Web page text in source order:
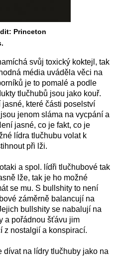
Princeton
svůj toxický koktejl, tak
média uváděla věci na
je to pomalé a podle
tlučhubů jsou jako kouř.
které části poselství
jenom sláma na vycpání a
jasné, co je fakt, co je
lídra tlučhubu volat k
při lži.
a spol. lídři tlučhubové tak
lže, tak je ho možné
se mu. S bullshity to není
záměrně balancují na
bullshity se nabalují na
a pořádnou šťávu jim
z nostalgií a konspirací.
dívat na lídry tlučhuby jako na